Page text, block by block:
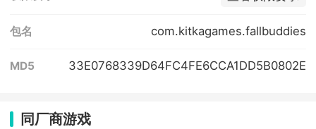
包名 com.kitkagames.fallbuddies
MD5 33E0768339D64FC4FE6CCA1DD5B0802E
同厂商游戏